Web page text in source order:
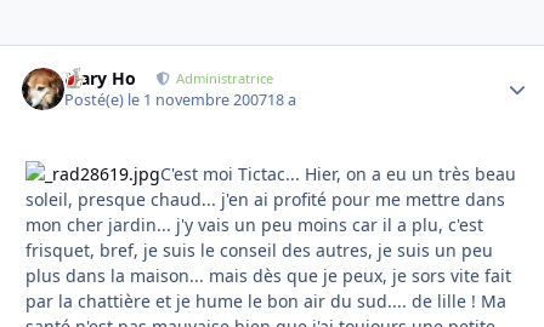
Mary Ho Administratrice
Posté(e) le 1 novembre 200718 a
C'est moi Tictac... Hier, on a eu un très beau
soleil, presque chaud... j'en ai profité pour me mettre dans
mon cher jardin... j'y vais un peu moins car il a plu, c'est
frisquet, bref, je suis le conseil des autres, je suis un peu
plus dans la maison... mais dès que je peux, je sors vite fait
par la chattière et je hume le bon air du sud.... de lille ! Ma